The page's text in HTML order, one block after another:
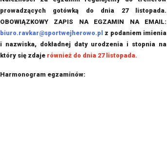
prowadzących gotówką do dnia 27 listopada.
OBOWIĄZKOWY ZAPIS NA EGZAMIN NA EMAIL:
biuro.ravkar@sportwejherowo.pl z podaniem imienia
i nazwiska, dokładnej daty urodzenia i stopnia na
który się zdaje również do dnia 27 listopada.
Harmonogram egzaminów: